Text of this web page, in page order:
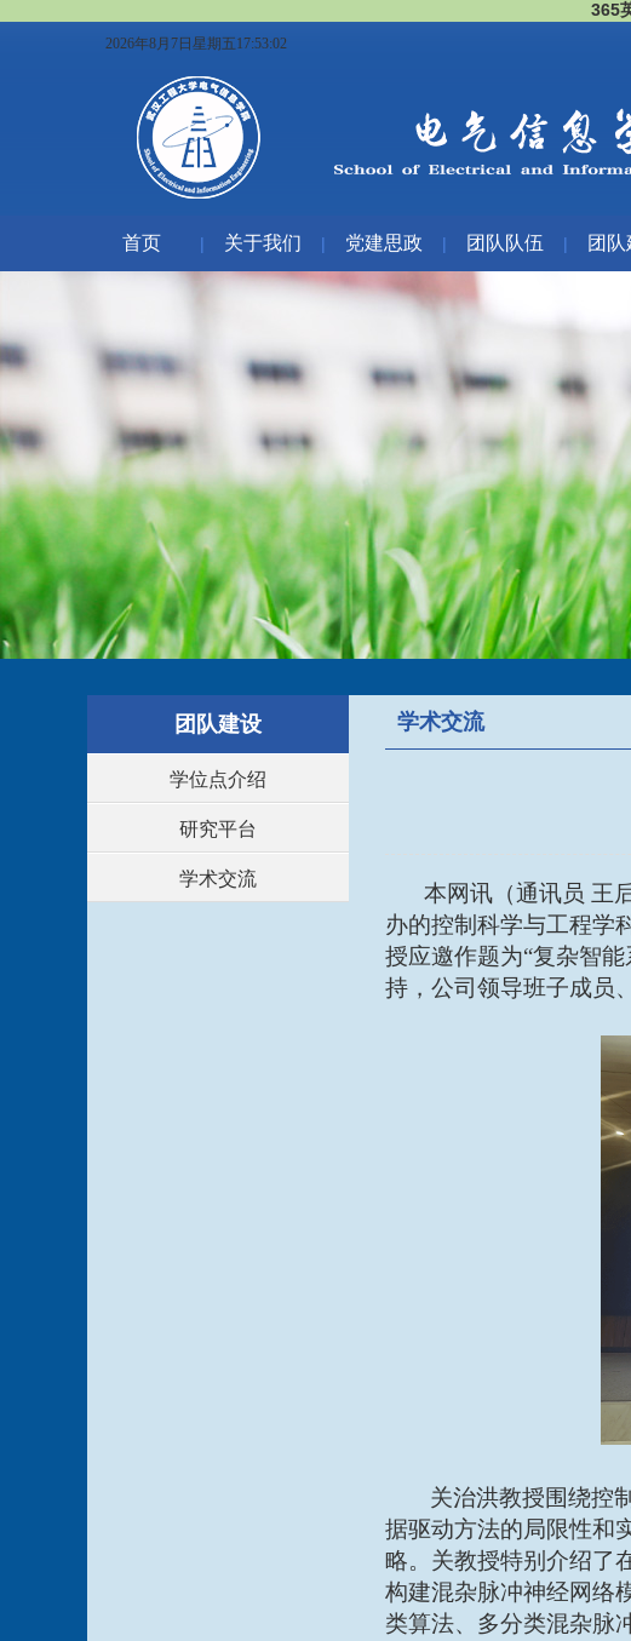
365
2026年8月7日星期五17:53:03
首页 | 关于我们 | 党建思政 | 团队队伍 | 团队
团队建设
学位点介绍
研究平台
学术交流
学术交流
本网讯（通讯员 王
办的控制科学与工程学
授应邀作题为“复杂智
持， 公司领导班子成员、
关治洪教授围绕控
据驱动方法的局限性和
略。关教授特别介绍了
构建混杂脉冲神经网络
类算法、多分类混杂脉